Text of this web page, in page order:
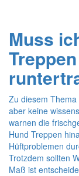
Muss
Zu diesem
aber keine
warnen die
Hund Treppen
Hüftproblemen
Trotzdem sollten
Maß ist